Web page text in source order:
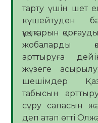
тарту үшін шет
күшейтуден
құқықтарын
жобаларды
арттыруға
жүзеге
шешімдер
табысын
сүру сапасын
деп атап өтті